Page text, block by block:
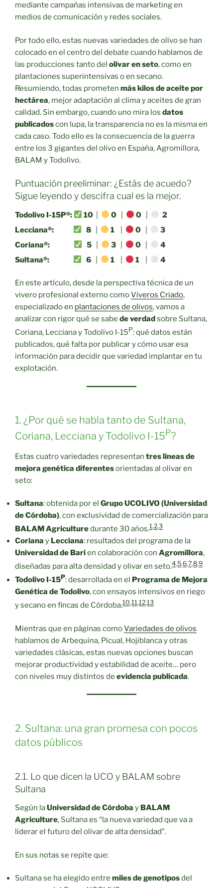
mediante campañas intensivas de marketing en
medios de comunicación y redes sociales.
Por todo ello, estas nuevas variedades de olivo se han
colocado en el centro del debate cuando hablamos de
las producciones tanto del olivar en seto, como en
plantaciones superintensivas o en secano.
Resumiendo, todas prometen más kilos de aceite por
hectárea, mejor adaptación al clima y aceites de gran
calidad. Sin embargo, cuando uno mira los datos
publicadoscon lupa, la transparencia no es la misma en
cada caso. Todo ello es la consecuencia de la guerra
entre los 3 gigantes del olivo en España, Agromillora,
BALAM y Todolivo.
Puntuación preeliminar: ¿Estás de acuedo?
Sigue leyendo y descifra cual es la mejor.
Todolivo I-15P®: 10 0 0
2
Lecciana®:
8 1 0
3
Coriana®:
5 3 0
4
Sultana®:
6 1 1 4
En este artículo, desde la perspectiva técnica de un
vivero profesional externo comoViveros Criado,
especializado en plantaciones de olivos, vamos a
analizar con rigor qué se sabe de verdadsobre Sultana,
Coriana, Lecciana y Todolivo I-15P: qué datos están
publicados, qué falta por publicar y cómo usar esa
información para decidir que variedad implantar en tu
explotación.
1. ¿Por qué se habla tanto de Sultana,
Coriana, Lecciana y Todolivo I-15P?
Estas cuatro variedades representan tres líneas de
mejora genética diferentesorientadas al olivar en
seto:
Sultana: obtenida por el Grupo UCOLIVO (Universidad
de Córdoba), con exclusividad de comercialización para
BALAM Agriculturedurante 30 años.1,2,3
Coriana y Lecciana: resultados del programa de la
Universidad de Barien colaboración con Agromillora,
diseñadas para alta densidad y olivar en seto.4,5,6,7,8,9
Todolivo I-15P: desarrollada en el
Programa de Mejora
Genética de Todolivo, con ensayos intensivos en riego
y secano en fincas de Córdoba.10,11,12,13
Mientras que en páginas comoVariedades de olivos
hablamos de Arbequina, Picual, Hojiblanca y otras
variedades clásicas, estas nuevas opciones buscan
mejorar productividad y estabilidad de aceite… pero
con niveles muy distintos de evidencia publicada.
2. Sultana: una gran promesa con pocos
datos públicos
2.1. Lo que dicen la UCO y BALAM sobre
Sultana
Según laUniversidad de Córdoba y BALAM
Agriculture, Sultana es “la nueva variedad que va a
liderar el futuro del olivar de alta densidad”.
En sus notas se repite que:
Sultana se ha elegido entre miles de genotiposdel